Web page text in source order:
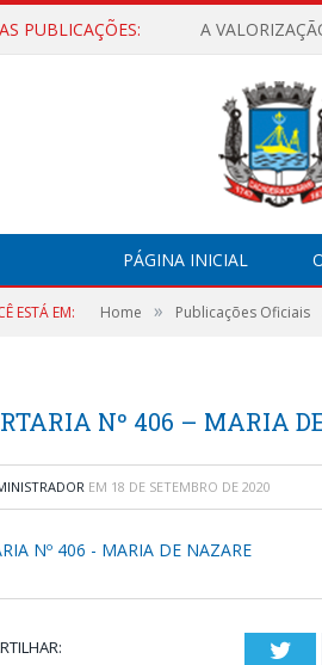
PUBLICAÇÕES: A
PÁGINA INICIAL
ESTÁ EM: Home » Publicações Oficiais
Nº 406 – MARIA
EM 18 DE SETEMBRO DE 2020
Nº 406 - MARIA DE NAZARE